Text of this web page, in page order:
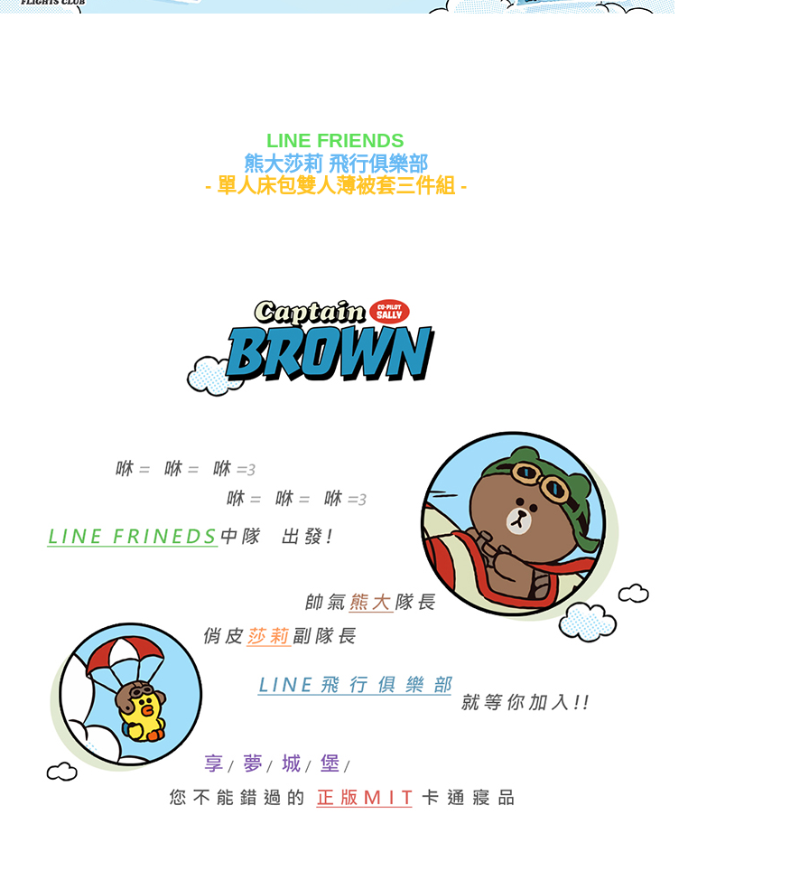
LINE FRIENDS
熊大莎莉 飛行俱樂部
- 單人床包雙人薄被套三件組 -